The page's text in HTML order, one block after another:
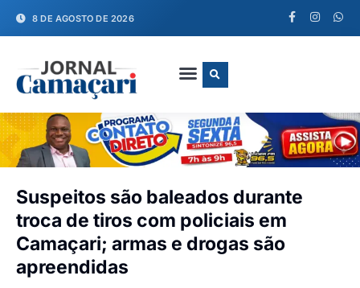
8 DE AGOSTO DE 2026
Suspeitos são baleados durante
troca de tiros com policiais em
Camaçari; armas e drogas são
apreendidas